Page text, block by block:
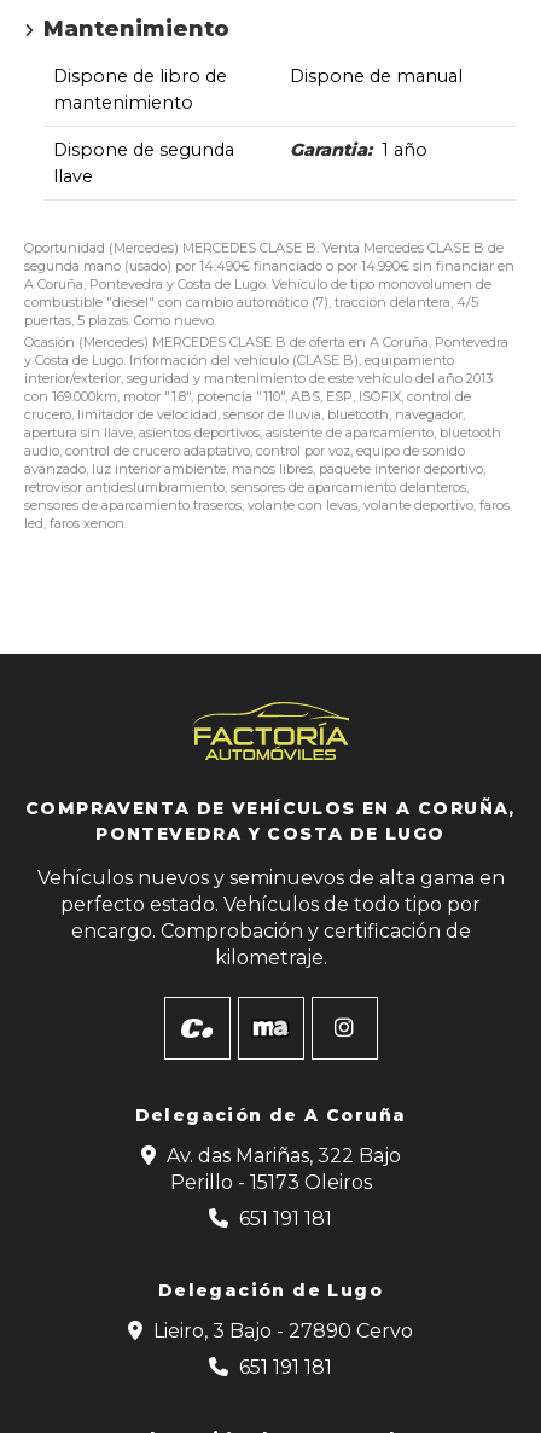
Mantenimiento
Dispone de libro de
mantenimiento
Dispone de manual
Dispone de segunda
llave
Garantia: 1 año
Oportunidad (Mercedes) MERCEDES CLASE B. Venta Mercedes CLASE B de
segunda mano (usado) por 14.490€ financiado o por 14.990€ sin financiar en
A Coruña, Pontevedra y Costa de Lugo. Vehículo de tipo monovolumen de
combustible "diésel" con cambio automático (7), tracción delantera, 4/5
puertas, 5 plazas. Como nuevo.
Ocasión (Mercedes) MERCEDES CLASE B de oferta en A Coruña, Pontevedra
y Costa de Lugo. Información del vehículo (CLASE B), equipamiento
interior/exterior, seguridad y mantenimiento de este vehículo del año 2013
con 169.000km, motor "1.8", potencia "110", ABS, ESP, ISOFIX, control de
crucero, limitador de velocidad, sensor de lluvia, bluetooth, navegador,
apertura sin llave, asientos deportivos, asistente de aparcamiento, bluetooth
audio, control de crucero adaptativo, control por voz, equipo de sonido
avanzado, luz interior ambiente, manos libres, paquete interior deportivo,
retrovisor antideslumbramiento, sensores de aparcamiento delanteros,
sensores de aparcamiento traseros, volante con levas, volante deportivo, faros
led, faros xenon.
COMPRAVENTA DE VEHÍCULOS EN A CORUÑA,
PONTEVEDRA Y COSTA DE LUGO
Vehículos nuevos y seminuevos de alta gama en
perfecto estado. Vehículos de todo tipo por
encargo. Comprobación y certificación de
kilometraje.
Delegación deA Coruña
Av. das Mariñas, 322 Bajo
Perillo - 15173 Oleiros
651 191 181
Delegación de Lugo
Lieiro, 3 Bajo - 27890 Cervo
651 191 181